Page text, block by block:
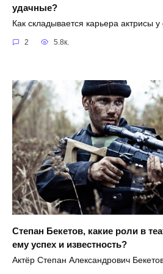
удачные?
Как складывается карьера актрисы
2 5.8к.
Степан Бекетов, какие роли в
ему успех и известность?
Актёр Степан Александрович